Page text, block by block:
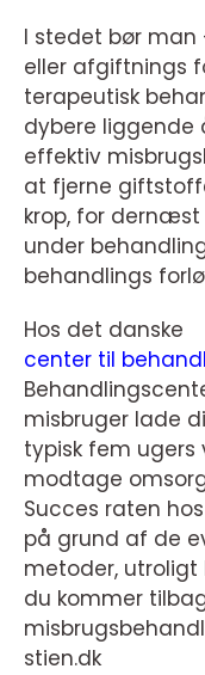
I stedet bør
eller afgiftnings
terapeutisk
dybere liggende
effektiv
at fjerne
krop, for
under
behandlings
Hos det danske
center til
misbruger lade
typisk fem ugers
modtage
Succes raten
på grund af de
metoder, utroligt
du kommer
stien.dk